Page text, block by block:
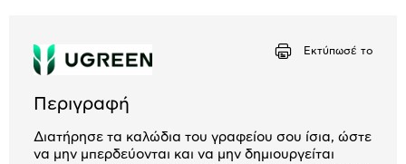
Εκτύπωσέ το
Περιγραφή
Διατήρησε τα καλώδια του γραφείου σου ίσια, ώστε
να μην μπερδεύονται και να μην δημιουργείται